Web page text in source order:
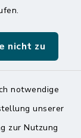
nicht zu
notwendige
unserer
zur Nutzung